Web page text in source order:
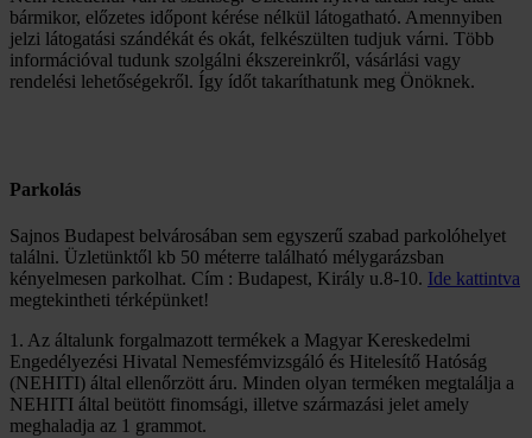
bármikor, előzetes időpont kérése nélkül látogatható. Amennyiben
jelzi látogatási szándékát és okát, felkészülten tudjuk várni. Több
információval tudunk szolgálni ékszereinkről, vásárlási vagy
rendelési lehetőségekről. Így ídőt takaríthatunk meg Önöknek.
Parkolás
Sajnos Budapest belvárosában sem egyszerű szabad parkolóhelyet
találni. Üzletünktől kb 50 méterre található mélygarázsban
kényelmesen parkolhat. Cím : Budapest, Király u.8-10. Ide kattintva
megtekintheti térképünket!
1. Az általunk forgalmazott termékek a Magyar Kereskedelmi
Engedélyezési Hivatal Nemesfémvizsgáló és Hitelesítő Hatóság
(NEHITI) által ellenőrzött áru. Minden olyan terméken megtalálja a
NEHITI által beütött finomsági, illetve származási jelet amely
meghaladja az 1 grammot.